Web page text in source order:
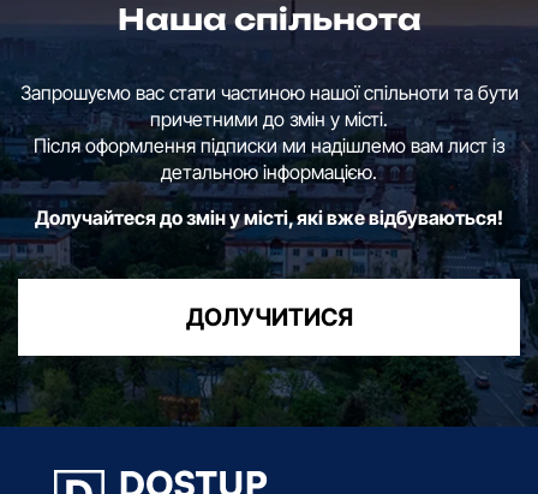
Наша спільнота
Запрошуємо вас стати частиною нашої спільноти та бути
причетними до змін у місті.
Після оформлення підписки ми надішлемо вам лист із
детальною інформацією.
Долучайтеся до змін у місті, які вже відбуваються!
ДОЛУЧИТИСЯ